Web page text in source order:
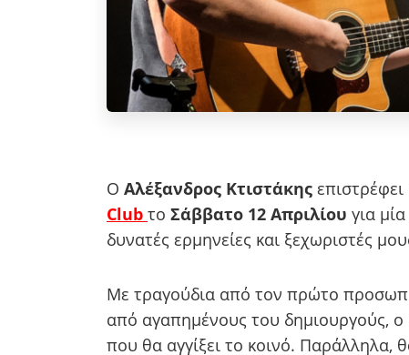
Ο Αλέξανδρος Κτιστάκης
Club το Σάββατο 12 Απριλίου για
δυνατές ερμηνείες και ξεχωριστές
Με τραγούδια από τον πρώτο
από αγαπημένους του δημιουργούς, ο
που θα αγγίξει το κοινό. Παράλληλα,